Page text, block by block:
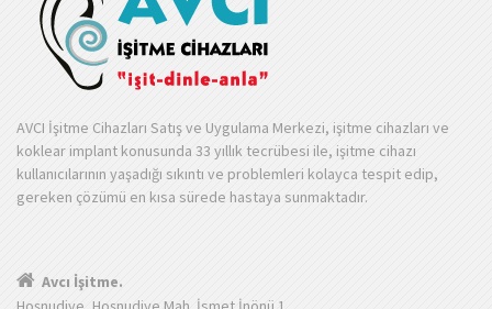
AVCI İşitme Cihazları Satış ve Uygulama Merkezi, işitme cihazları ve
koklear implant konusunda 33 yıllık tecrübesi ile, işitme cihazı
kullanıcılarının yaşadığı sıkıntı ve problemleri kolayca tespit edip,
gereken çözümü en kısa sürede hastaya sunmaktadır.
Avcı İşitme.